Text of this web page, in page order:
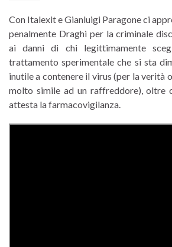
Con Italexit e Gianluigi Paragone ci
penalmente Draghi per la criminale
ai danni di chi legittimamente
trattamento sperimentale che si sta
inutile a contenere il virus (per la verità
molto simile ad un raffreddore), oltre
attesta la farmacovigilanza.